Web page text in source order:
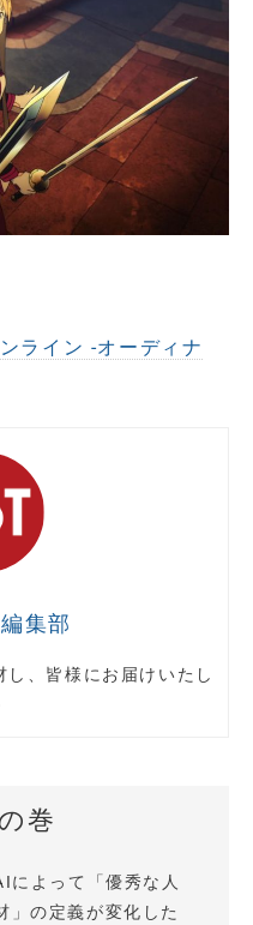
ライン -オーディナ
集部
、皆様にお届けいたし
巻
によって「優秀な人
」の定義が変化した